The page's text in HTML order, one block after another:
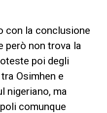
con la conclusione
però non trova la
poi degli
Osimhen e
nigeriano, ma
comunque